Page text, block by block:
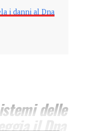
i danni al Dna
delle
il Dna